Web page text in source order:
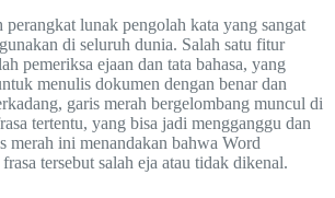
lunak pengolah kata yang sangat
di seluruh dunia. Salah satu fitur
pemeriksa ejaan dan tata bahasa, yang
menulis dokumen dengan benar dan
garis merah bergelombang muncul di
tertentu, yang bisa jadi mengganggu dan
merah ini menandakan bahwa Word
tersebut salah eja atau tidak dikenal.